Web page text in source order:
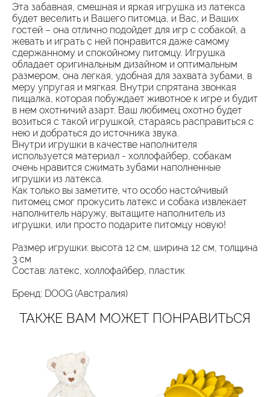
Эта забавная, смешная и яркая игрушка из латекса
будет веселить и Вашего питомца, и Вас, и Ваших
гостей – она отлично подойдет для игр с собакой, а
жевать и играть с ней понравится даже самому
сдержанному и спокойному питомцу. Игрушка
обладает оригинальным дизайном и оптимальным
размером, она легкая, удобная для захвата зубами, в
меру упругая и мягкая. Внутри спрятана звонкая
пищалка, которая побуждает животное к игре и будит
в нем охотничий азарт. Ваш любимец охотно будет
возиться с такой игрушкой, стараясь расправиться с
нею и добраться до источника звука.
Внутри игрушки в качестве наполнителя
используется материал - холлофайбер, собакам
очень нравится сжимать зубами наполненные
игрушки из латекса.
Как только вы заметите, что особо настойчивый
питомец смог прокусить латекс и собака извлекает
наполнитель наружу, вытащите наполнитель из
игрушки, или просто подарите питомцу новую!
Размер игрушки: высота 12 см, ширина 12 см, толщина
3 см
Состав: латекс, холлофайбер, пластик
Бренд: DOOG (Австралия)
ТАКЖЕ ВАМ МОЖЕТ ПОНРАВИТЬСЯ